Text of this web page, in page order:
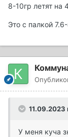
8-10гр летят на
Это с палкой
11.09.2023
У меня куча